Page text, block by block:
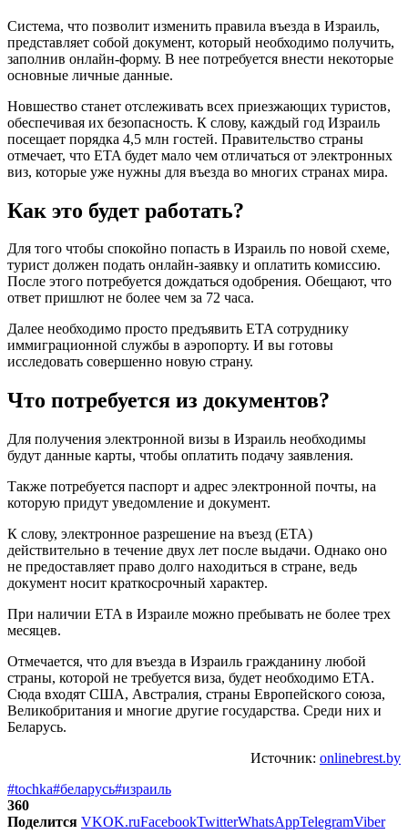
Система, что позволит изменить правила въезда в Израиль,
представляет собой документ, который необходимо получить,
заполнив онлайн-форму. В нее потребуется внести некоторые
основные личные данные.
Новшество станет отслеживать всех приезжающих туристов,
обеспечивая их безопасность. К слову, каждый год Израиль
посещает порядка 4,5 млн гостей. Правительство страны
отмечает, что ETA будет мало чем отличаться от электронных
виз, которые уже нужны для въезда во многих странах мира.
Как это будет работать?
Для того чтобы спокойно попасть в Израиль по новой схеме,
турист должен подать онлайн-заявку и оплатить комиссию.
После этого потребуется дождаться одобрения. Обещают, что
ответ пришлют не более чем за 72 часа.
Далее необходимо просто предъявить ETA сотруднику
иммиграционной службы в аэропорту. И вы готовы
исследовать совершенно новую страну.
Что потребуется из документов?
Для получения электронной визы в Израиль необходимы
будут данные карты, чтобы оплатить подачу заявления.
Также потребуется паспорт и адрес электронной почты, на
которую придут уведомление и документ.
К слову, электронное разрешение на въезд (ETA)
действительно в течение двух лет после выдачи. Однако оно
не предоставляет право долго находиться в стране, ведь
документ носит краткосрочный характер.
При наличии ETA в Израиле можно пребывать не более трех
месяцев.
Отмечается, что для въезда в Израиль гражданину любой
страны, которой не требуется виза, будет необходимо ETA.
Сюда входят США, Австралия, страны Европейского союза,
Великобритания и многие другие государства. Среди них и
Беларусь.
Источник: onlinebrest.by
#tochka#беларусь#израиль
360
Поделится VKOK.ruFacebookTwitterWhatsAppTelegramViber